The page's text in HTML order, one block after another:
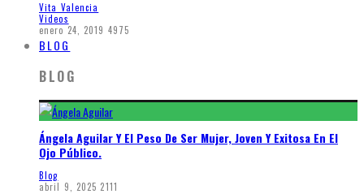
Vita Valencia
Videos
enero 24, 2019 4975
BLOG
BLOG
Ángela Aguilar Y El Peso De Ser Mujer, Joven Y Exitosa En El
Ojo Público.
Blog
abril 9, 2025 2111